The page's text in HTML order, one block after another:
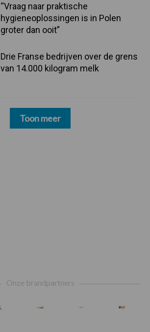
“Vraag naar praktische
hygieneoplossingen is in Polen
groter dan ooit”
Drie Franse bedrijven over de grens
van 14.000 kilogram melk
Toon meer
Onze brandpartners